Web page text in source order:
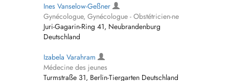
Ines Vanselow-Geßner
Gynécologue, Gynécologue - Obstétricien-ne
Juri-Gagarin-Ring 41, Neubrandenburg
Deutschland
Izabela Varahram
Médecine des jeunes
Turmstraße 31, Berlin-Tiergarten Deutschland